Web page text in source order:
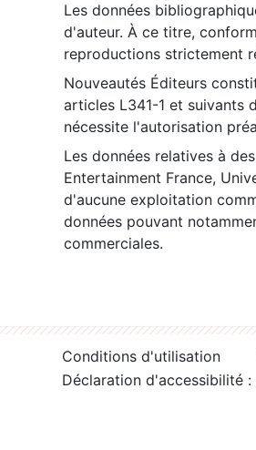
Les données
d'auteur. À ce titre,
reproductions strictement
Nouveautés Éditeurs
articles L341-1 et suivants
nécessite l'autorisation
Les données relatives à
Entertainment France,
d'aucune exploitation
données pouvant
commerciales.
Conditions d'utilisation
Déclaration d'accessibilité